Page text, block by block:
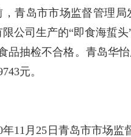
，青岛市市场监督管理
限公司生产的“即食海蜇
品抽检不合格。青岛华
元。
年11月25日青岛市市场